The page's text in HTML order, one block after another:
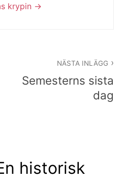
krypin
NÄSTA INLÄGG
Semesterns sista
dag
historisk